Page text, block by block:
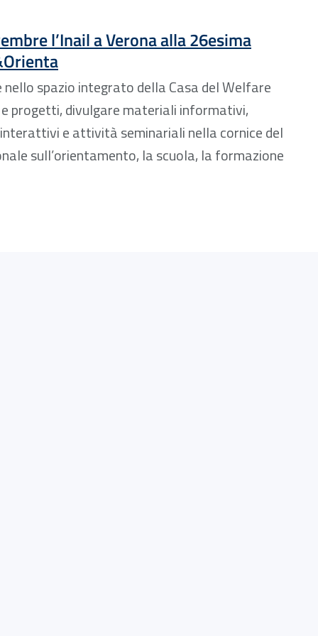
l’Inail a Verona alla 26esima
nello spazio integrato della Casa del Welfare
progetti, divulgare materiali informativi,
e attività seminariali nella cornice del
sull’orientamento, la scuola, la formazione